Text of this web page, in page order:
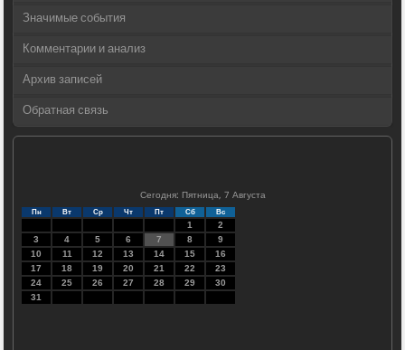
Значимые события
Комментарии и анализ
Архив записей
Обратная связь
Сегодня: Пятница, 7 Августа
Пн Вт Ср Чт Пт Сб Вс
1
2
3
4 5 6 7 8
9
10
11 12 13 14 15
16
17
18 19 20 21 22
23
24
25 26 27 28 29
30
31